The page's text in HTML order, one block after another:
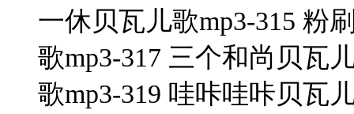
一休贝瓦儿歌mp3-315 粉
歌mp3-317 三个和尚贝瓦
歌mp3-319 哇咔哇咔贝瓦